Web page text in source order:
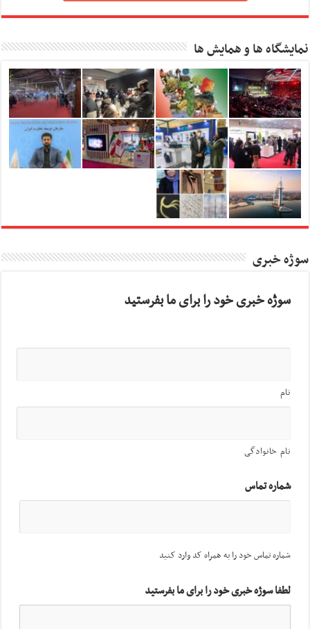
نمایشگاه ها و همایش ها
سوژه خبری
سوژه خبری خود را برای ما بفرستید
نام
نام خانوادگی
شماره تماس
شماره تماس خود را به همراه کد وارد کنید
لطفا سوژه خبری خود را برای ما بفرستید